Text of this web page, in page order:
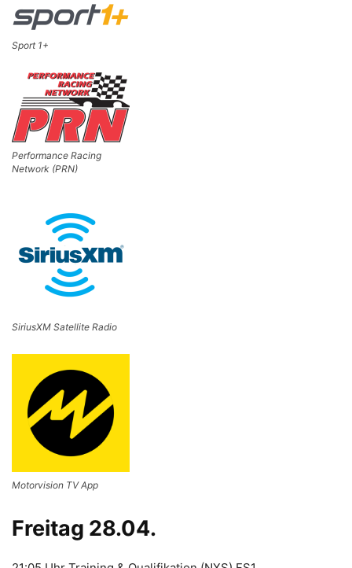
Sport 1+
Performance Racing
Network (PRN)
SiriusXM Satellite Radio
Motorvision TV App
Freitag 28.04.